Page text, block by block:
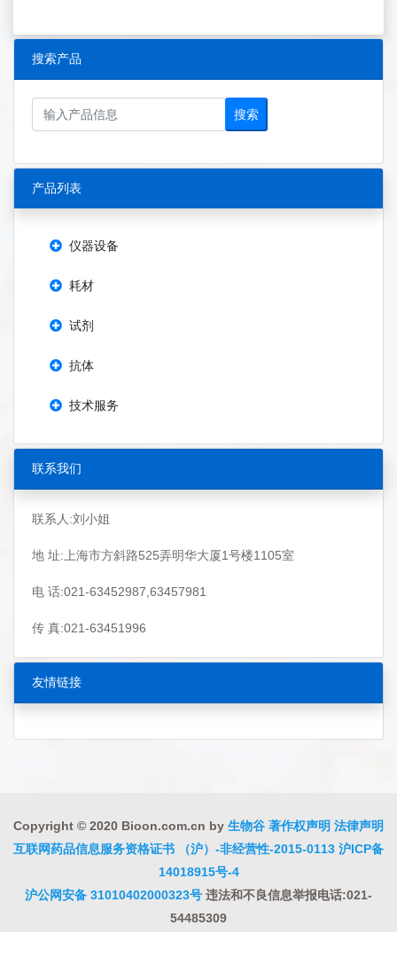
搜索产品
搜索
产品列表
仪器设备
耗材
试剂
抗体
技术服务
联系我们
联系人:刘小姐
地 址:上海市方斜路525弄明华大厦1号楼1105室
电 话:021-63452987,63457981
传 真:021-63451996
友情链接
Copyright © 2020 Bioon.com.cn by 生物谷 著作权声明 法律声明
互联网药品信息服务资格证书 （沪）-非经营性-2015-0113 沪ICP备
14018915号-4
沪公网安备 31010402000323号 违法和不良信息举报电话:021-
54485309